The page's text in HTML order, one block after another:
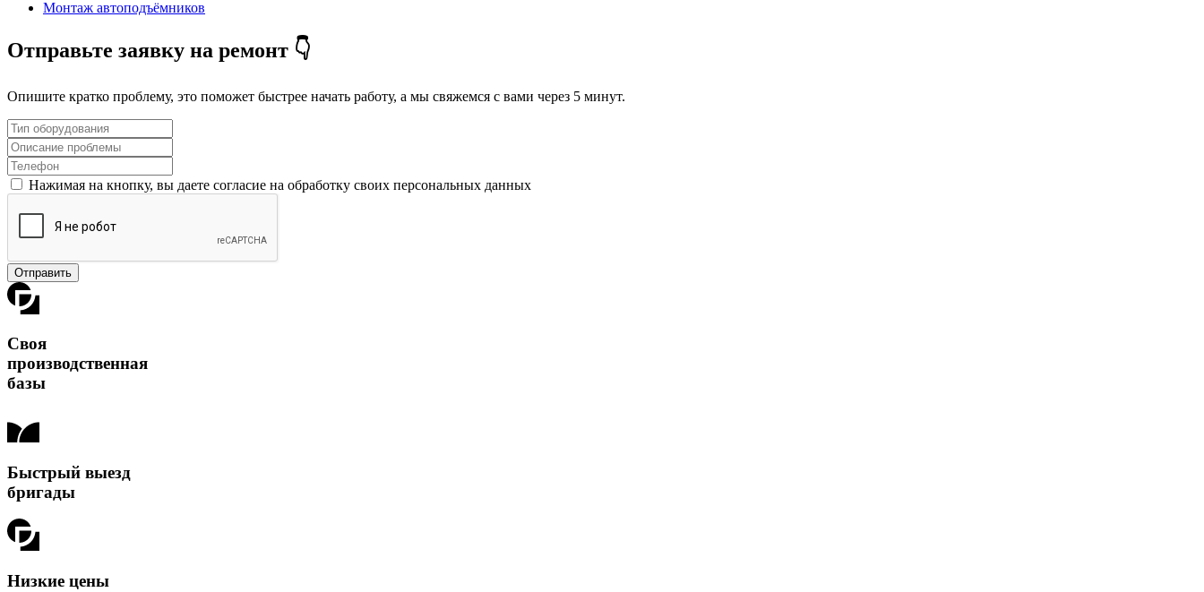
Монтаж автоподъёмников
Отправьте заявку на ремонт 👇
Опишите кратко проблему, это поможет быстрее начать работу, а мы свяжемся с вами через 5 минут.
Нажимая на кнопку, вы даете согласие на обработку своих персональных данных
Отправить
Своя
производственная
базы
Быстрый выезд
бригады
Низкие цены